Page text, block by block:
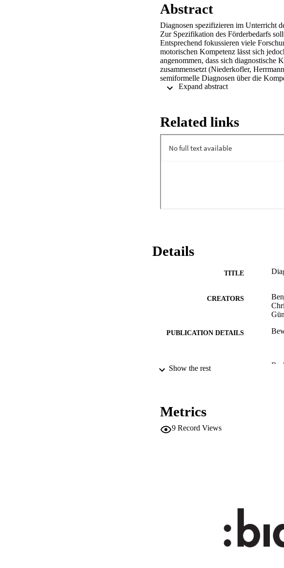
Abstract
Diagnosen spezifizieren im Unterricht
Zur Spezifikation des Förderbedarfs
Entsprechend fokussieren viele
motorischen Kompetenz lässt sich
angenommen, dass sich diagnostische
zusammensetzt (Niederkofler,
semiformelle Diagnosen über die
15 Lehrkräfte (55% weiblich, M = 44.2
Rangfolge der Kompetenz (rEB = .39,
Förderung der wissensgenerierenden
Expand abstract
Related links
Details
TITLE
CREATORS
PUBLICATION DETAILS
EDITOR(S)
SCOPUS ID n.a.
Show the rest
Metrics
9 Record Views